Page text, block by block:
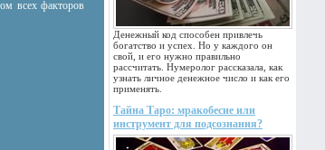
Денежный код способен привлечь
богатство и успех. Но у каждого он
свой, и его нужно правильно
рассчитать. Нумеролог рассказала, как
узнать личное денежное число и как его
применять.
Тайна Таро: мракобесие или
инструмент для подсознания?
всех факторов